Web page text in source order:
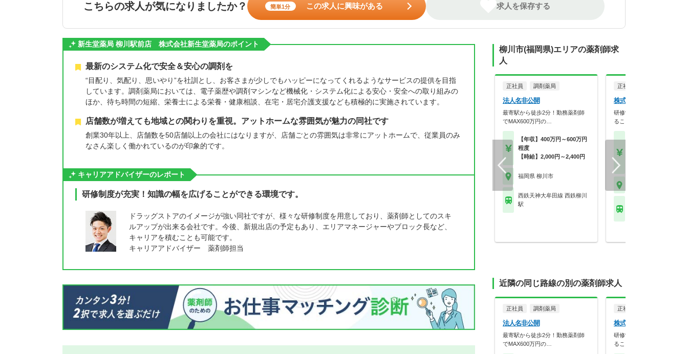
こちらの求人が気になりましたか？ 簡単1分 この求人に興味がある 求人を保存する
新生堂薬局 柳川駅前店 株式会社新生堂薬局のポイント
最新のシステム化で安全＆安心の調剤を
“目配り、気配り、思いやり”を社訓とし、お客さまが少しでもハッピーになってくれるようなサービスの提供を目指
しています。調剤薬局においては、電子薬歴や調剤マシンなど機械化・システム化による安心・安全への取り組みの
ほか、待ち時間の短縮、栄養士による栄養・健康相談、在宅・居宅介護支援なども積極的に実施されています。
店舗数が増えても地域との関わりを重視。アットホームな雰囲気が魅力の同社です
創業30年以上、店舗数を50店舗以上の会社にはなりますが、店舗ごとの雰囲気は非常にアットホームで、従業員のみ
なさん楽しく働かれているのが印象的です。
キャリアアドバイザーのレポート
研修制度が充実！知識の幅を広げることができる環境です。
ドラッグストアのイメージが強い同社ですが、様々な研修制度を用意しており、薬剤師としてのスキ
ルアップが出来る会社です。今後、新規出店の予定もあり、エリアマネージャーやブロック長など、
キャリアを積むことも可能です。
キャリアアドバイザー 薬剤師担当
柳川市(福岡県)エリアの薬剤師求
人
正社員 調剤薬局
法人名非公開
最寄駅から徒歩2分！勤務薬剤師
でMAX600万円の…
【年収】400万円～600万円
程度
【時給】2,000円～2,400円
福岡県 柳川市
西鉄天神大牟田線 西鉄柳川
駅
正社員
株式会社新生堂薬局 柳
研修制度が充実。知識の幅を
ることができる環境で…
近隣の同じ路線の別の薬剤師求人
正社員 調剤薬局
法人名非公開
最寄駅から徒歩2分！勤務薬剤師
でMAX600万円の…
正社員
株式会社新生堂薬局 柳
研修制度が充実。知識の幅を
ることができる環境で…